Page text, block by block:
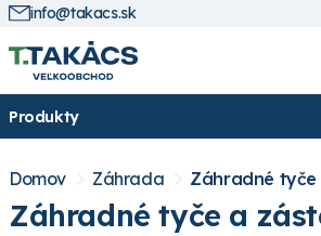
info@takacs.sk
Produkty
Domov Záhrada Záhradné tyče
Záhradné tyče a